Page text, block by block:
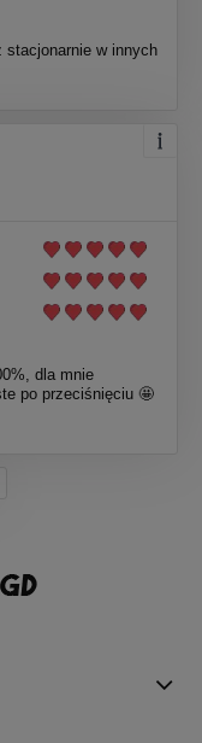
w innych
dla mnie
po przeciśnięciu 🤩